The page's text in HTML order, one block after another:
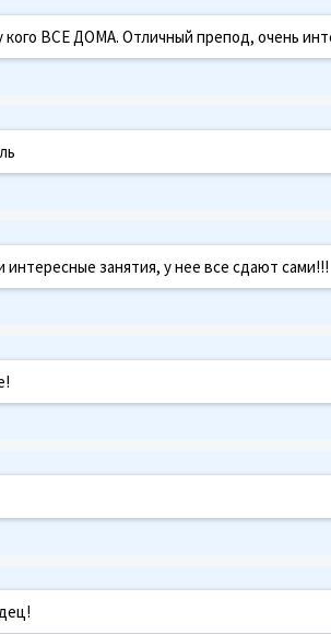
кого ВСЕ ДОМА. Отличный препод, очень
занятия, у нее все сдают сами!!!